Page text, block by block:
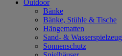
Outdoor
Bänke
Bänke, Stühle & Tische
Hängematten
Sand- & Wasserspielzeug
Sonnenschutz